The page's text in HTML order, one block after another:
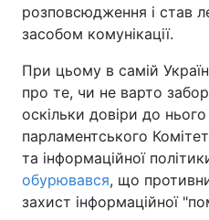
розповсюдження і став
засобом комунікації.
При цьому в самій
про те, чи не варто
оскільки довіри до
парламентського
та інформаційної
обурювався, що
захист інформаційної